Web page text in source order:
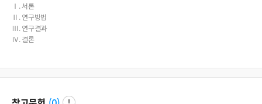
Ⅰ. 서론
Ⅱ. 연구방법
Ⅲ. 연구결과
Ⅳ. 결론